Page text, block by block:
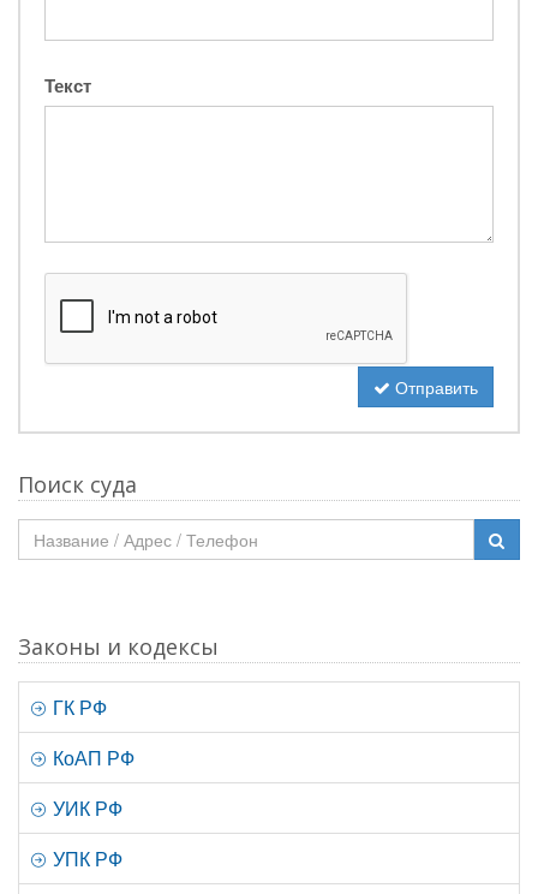
Текст
Отправить
Поиск суда
Законы и кодексы
ГК РФ
КоАП РФ
УИК РФ
УПК РФ